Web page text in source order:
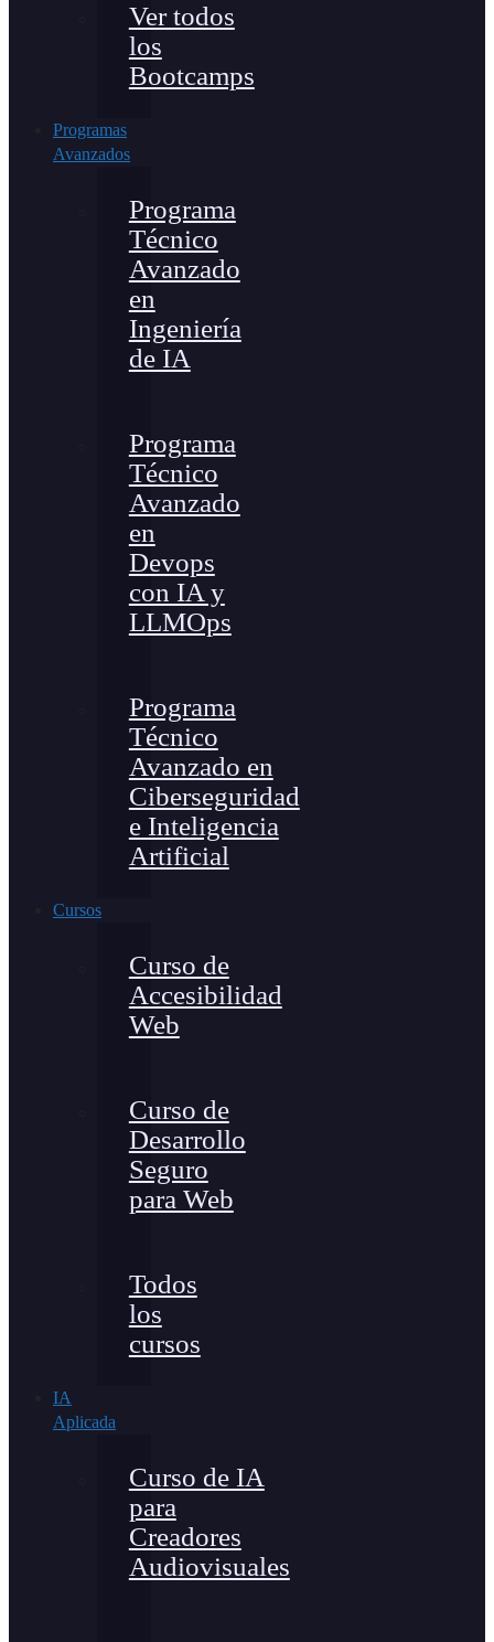
Ver todos
los
Bootcamps
Programas
Avanzados
Programa
Técnico
Avanzado
en
Ingeniería
de IA
Programa
Técnico
Avanzado
en
Devops
con IA y
LLMOps
Programa
Técnico
Avanzado en
Ciberseguridad
e Inteligencia
Artificial
Cursos
Curso de
Accesibilidad
Web
Curso de
Desarrollo
Seguro
para Web
Todos
los
cursos
IA
Aplicada
Curso de IA
para
Creadores
Audiovisuales